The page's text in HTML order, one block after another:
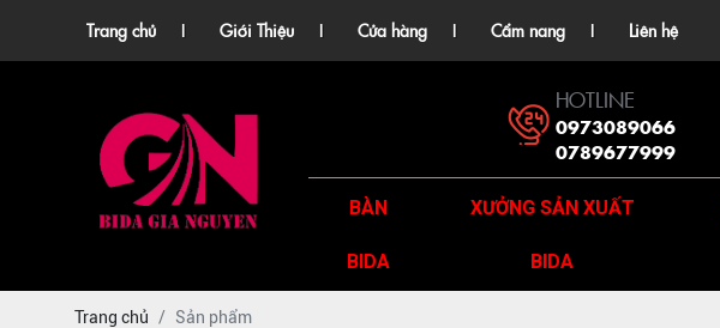
Trang chủ Giới Thiệu Cửa hàng Cẩm nang Liên hệ
HOTLINE
0973089066
0789677999
BÀN
BIDA
XƯỞNG SẢN XUẤT
BIDA
Trang chủ Sản phẩm